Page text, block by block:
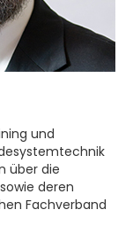
und
über die
deren
Fachverband